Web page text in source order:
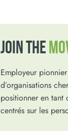
JOIN THE
Employeur
d’organisations
positionner en tant
centrés sur les